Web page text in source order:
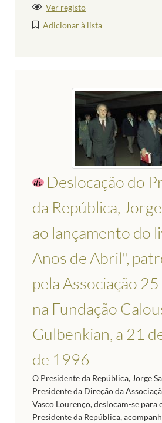
Ver registo
Adicionar à lista
Deslocação do
da República,
ao lançamento do
Anos de Abril",
pela Associação
na Fundação
Gulbenkian, a 21
de 1996
O Presidente da República, Jorge
Presidente da Direção da
Vasco Lourenço, deslocam-se para
Presidente da República,